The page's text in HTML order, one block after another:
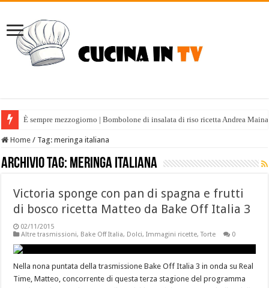
È sempre mezzogiorno | Bombolone di insalata di riso ricetta Andrea
Home / Tag:meringa italiana
Archivio tag: meringa italiana
Victoria sponge con pan di spagna e frutti
di bosco ricetta Matteo da Bake Off Italia 3
02/11/2015
Altre trasmissioni, Bake Off Italia, Dolci,Immagini ricette,Torte 0
Nella nona puntata della trasmissione Bake Off Italia 3 in onda su Real
Time, Matteo, concorrente di questa terza stagione del programma